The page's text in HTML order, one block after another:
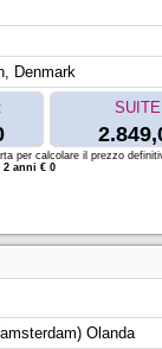
Denmark
per calcolare il prezzo
anni € 0
Olanda